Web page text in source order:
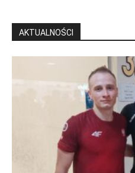
AKTUALNOŚCI